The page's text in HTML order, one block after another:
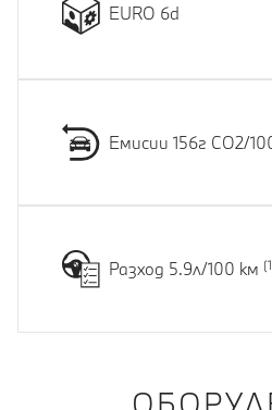
EURO 6d
Емисии 156г CO2/
Разход 5.9л/100 км